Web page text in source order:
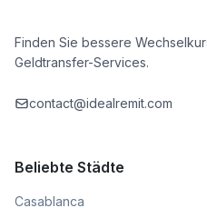
Finden Sie bessere
Geldtransfer-Services.
contact@idealremit.com
Beliebte Städte
Casablanca